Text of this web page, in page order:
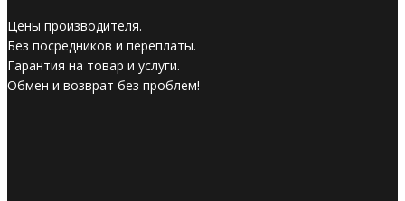
Цены производителя.
Без посредников и переплаты.
Гарантия на товар и услуги.
Обмен и возврат без проблем!